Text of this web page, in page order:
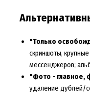
"Только
скриншоты,
мессенджеров;
"Фото - главное,
удаление дублей/